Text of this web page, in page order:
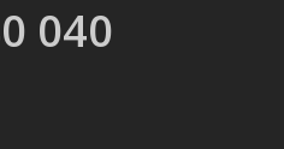
040